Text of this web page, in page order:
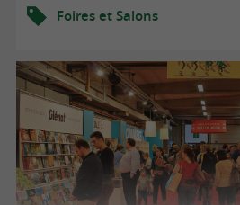
Foires et Salons